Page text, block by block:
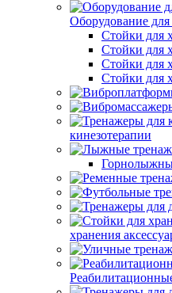
Оборудование
Стойки для
Стойки для
Стойки для
Стойки для
кинезотерапии
хранения